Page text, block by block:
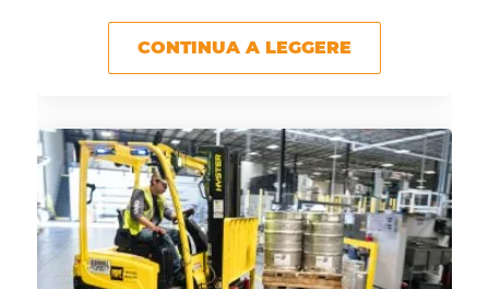
CONTINUA A LEGGERE